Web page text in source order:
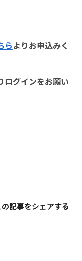
らよりお申込みく
ログインをお願い
の記事をシェアする